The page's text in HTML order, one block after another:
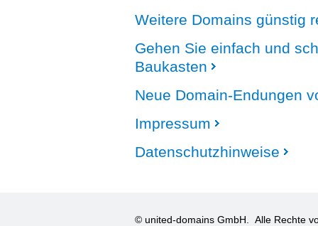
Weitere Domains günstig
Gehen Sie einfach und
Baukasten
Neue Domain-Endungen
Impressum
Datenschutzhinweise
© united-domains GmbH. Alle Rechte